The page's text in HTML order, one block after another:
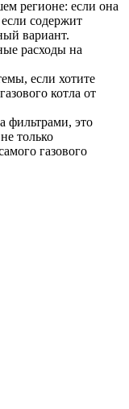
регионе: если она
содержит
вариант.
расходы на
если хотите
котла от
фильтрами, это
только
газового